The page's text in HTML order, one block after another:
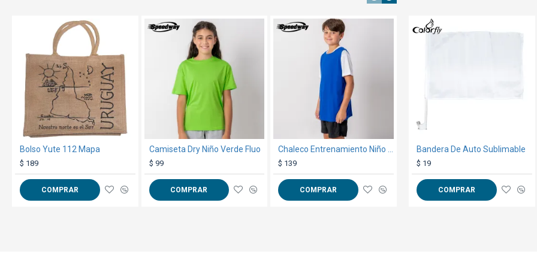
Bolso Yute 112 Mapa
$ 189
COMPRAR
TEXTTRANSPARENTE
Camiseta Dry Niño Verde Fluo
$ 99
COMPRAR
TEXTTRANSPARENTE
$ 139
COMPRAR
Entradas seguridad plancha x 120u
$ 80
COMPRAR
Bandera De Auto Sublimable
$ 19
COMPRAR